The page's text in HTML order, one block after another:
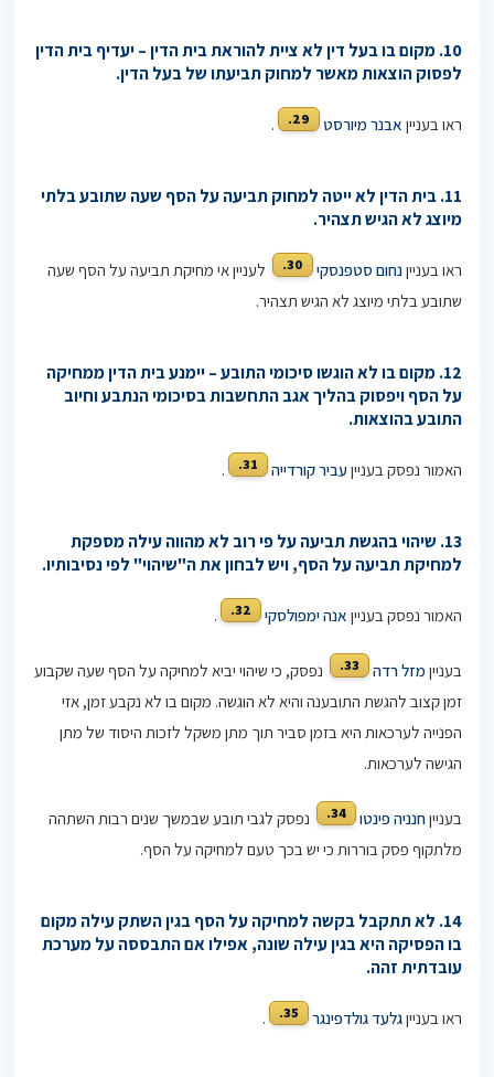
10. מקום בו בעל דין לא ציית להוראת בית הדין – יעדיף בית הדין
לפסוק הוצאות מאשר למחוק תביעתו של בעל הדין.
ראו בעניין אבנר מיורסט 29.
.
11. בית הדין לא ייטה למחוק תביעה על הסף שעה שתובע בלתי
מיוצג לא הגיש תצהיר.
ראו בענייןנחום סטפנסקי 30.
לעניין אי מחיקת תביעה על הסף שעה
שתובע בלתי מיוצג לא הגיש תצהיר.
12. מקום בו לא הוגשו סיכומי התובע – יימנע בית הדין ממחיקה
על הסף ויפסוק בהליך אגב התחשבות בסיכומי הנתבע וחיוב
התובע בהוצאות.
האמור נפסק בענייןעביר קורדייה 31.
.
13. שיהוי בהגשת תביעה על פי רוב לא מהווה עילה מספקת
למחיקת תביעה על הסף, ויש לבחון את ה"שיהוי" לפי נסיבותיו.
האמור נפסק בעניין אנה ימפולסקי 32.
.
בעניין מזל רדה 33.
נפסק, כי שיהוי יביא למחיקה על הסף שעה שקבוע
זמן קצוב להגשת התובענה והיא לא הוגשה. מקום בו לא נקבע זמן, אזי
הפנייה לערכאות היא בזמן סביר תוך מתן משקל לזכות היסוד של מתן
הגישה לערכאות.
בענייןחנניה פינטו 34.
נפסק לגבי תובע שבמשך שנים רבות השתהה
מלתקוף פסק בוררות כי יש בכך טעם למחיקה על הסף.
14. לא תתקבל בקשה למחיקה על הסף בגין השתק עילה מקום
בו הפסיקה היא בגין עילה שונה, אפילו אם התבססה על מערכת
עובדתית זהה.
ראו בענייןגלעד גולדפינגר 35.
.